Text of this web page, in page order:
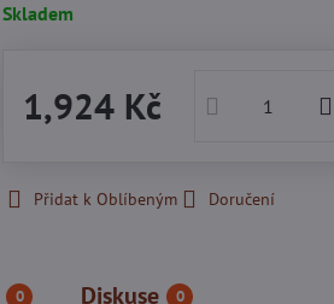
Skladem
1,924 Kč
Přidat k Oblíbeným Doručení
0 Diskuse 0